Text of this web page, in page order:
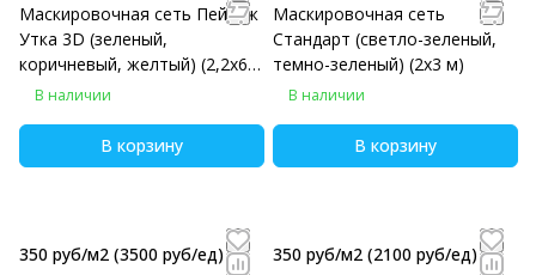
Маскировочная сеть Пейзаж
Утка 3D (зеленый,
коричневый, желтый) (2,2х6
м)В наличии
В корзину
Маскировочная сеть
Стандарт (светло-зеленый,
темно-зеленый) (2х3 м)
В наличии
В корзину
350 руб/м2 (3500 руб/eд)
350 руб/м2 (2100 руб/eд)